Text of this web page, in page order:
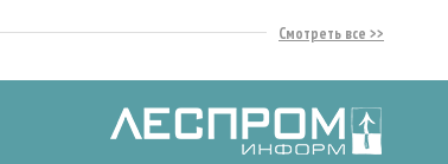
Смотреть все